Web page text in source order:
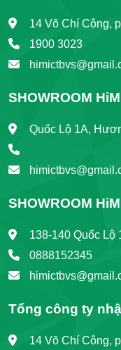
Bồn Chân Yếm
Bồn Chân Yếm
Gắn Sen Vòi
Gắn Massage
14 Võ Chí Công,
1900 3023
SHOWROOM
Quốc Lộ 1A,
SHOWROOM
138-140 Quốc Lộ
0888152345
Tổng công ty
14 Võ Chí Công,